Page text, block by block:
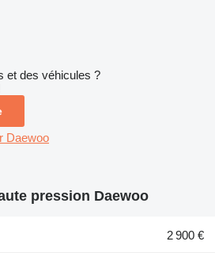
et des véhicules ?
Daewoo
pression Daewoo
2 900 €